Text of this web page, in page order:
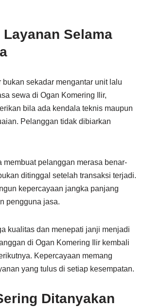
Selama
bukan sekadar mengantar unit lalu
sewa di Ogan Komering Ilir,
bila ada kendala teknis maupun
Pelanggan tidak dibiarkan
membuat pelanggan merasa benar-
ditinggal setelah transaksi terjadi.
kepercayaan jangka panjang
pengguna jasa.
kualitas dan menepati janji menjadi
di Ogan Komering Ilir kembali
Kepercayaan memang
yang tulus di setiap kesempatan.
Ditanyakan